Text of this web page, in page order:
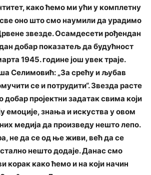
како ћемо ми ући у комплетну
оно што смо наумили да урадимо
звезде. Осамдесети рођендан
добар показатељ да будућност
1945. године још увек траје.
Селимовић: „За срећу и љубав
се и потрудити“. Звезда расте
добар пројектни задатак свима који
емоције, знања и искуства у овом
медија да произведу нешто лепо.
не да се од ње живи, већ да се
стално нешто додаје. Данас смо
корак како ћемо и на који начин